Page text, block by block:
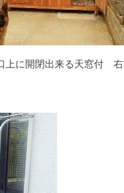
上に開閉出来る天窓付